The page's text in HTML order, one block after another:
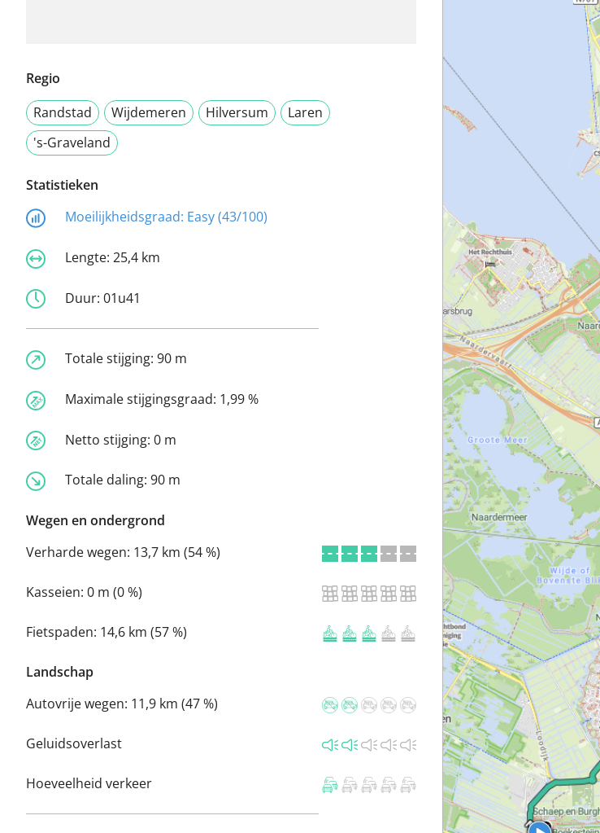
Regio
Randstad
Wijdemeren Hilversum
Laren
's-Graveland
Statistieken
Moeilijkheidsgraad: Easy (43/100)
Lengte: 25,4 km
Duur: 01u41
Totale stijging: 90 m
Maximale stijgingsgraad: 1,99 %
Netto stijging: 0 m
Totale daling: 90 m
Wegen en ondergrond
Verharde wegen: 13,7 km (54 %)
Kasseien: 0 m (0 %)
Fietspaden: 14,6 km (57 %)
Landschap
Autovrije wegen: 11,9 km (47 %)
Geluidsoverlast
Hoeveelheid verkeer